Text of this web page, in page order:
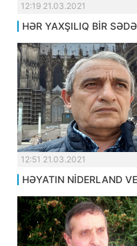
12:19 21.03.2021
HƏR YAXŞILIQ BİR
12:51 21.03.2021
HƏYATIN NİDERLAND